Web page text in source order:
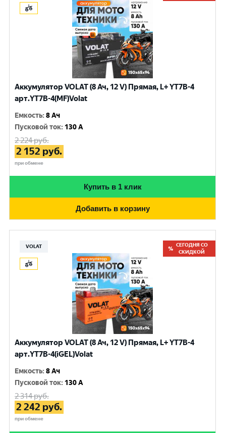
Аккумулятор VOLAT (8 Ач, 12 V) Прямая, L+ YT7B-4
арт.YT7B-4(MF)Volat
Емкость:8 Ач
Пусковой ток: 130 A
2 224руб.
2 152 руб.
при обмене
Купить в 1 клик
Добавить в корзину
VOLAT
СЕГОДНЯ СО
СКИДКОЙ
Аккумулятор VOLAT (8 Ач, 12 V) Прямая, L+ YT7B-4
арт.YT7B-4(iGEL)Volat
Емкость:8 Ач
Пусковой ток: 130 A
2 314руб.
2 242 руб.
при обмене